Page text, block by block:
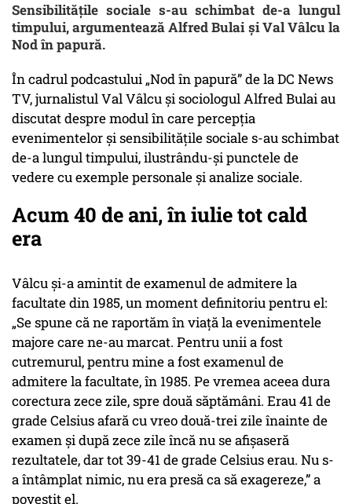
Sensibilitățile sociale s-au schimbat de-a lungul
timpului, argumentează Alfred Bulai și Val Vâlcu la
Nod în papură.
În cadrul podcastului „Nod în papură” de la DC News
TV, jurnalistul Val Vâlcu și sociologul Alfred Bulai au
discutat despre modul în care percepția
evenimentelor și sensibilitățile sociale s-au schimbat
de-a lungul timpului, ilustrându-și punctele de
vedere cu exemple personale și analize sociale.
Acum 40 de ani, în iulie tot cald
era
Vâlcu și-a amintit de examenul de admitere la
facultate din 1985, un moment definitoriu pentru el:
„Se spune că ne raportăm în viață la evenimentele
majore care ne-au marcat. Pentru unii a fost
cutremurul, pentru mine a fost examenul de
admitere la facultate, în 1985. Pe vremea aceea dura
corectura zece zile, spre două săptămâni. Erau 41 de
grade Celsius afară cu vreo două-trei zile înainte de
examen și după zece zile încă nu se afișaseră
rezultatele, dar tot 39-41 de grade Celsius erau. Nu s-
a întâmplat nimic, nu era presă ca să exagereze,” a
povestit el.